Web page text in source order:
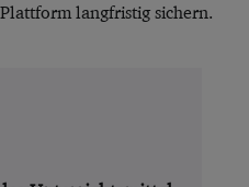
langfristig sichern.